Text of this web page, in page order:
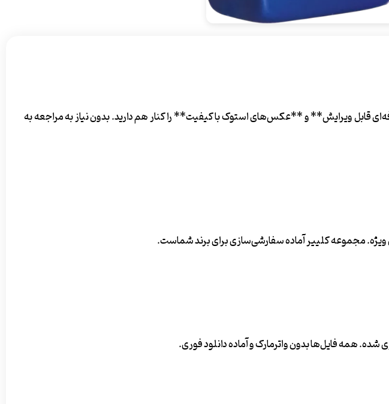
ویرایش** و **عکس‌های استوک با کیفیت** را کنار هم دارید. بدون نیاز به مراجعه به
ویژه. مجموعه کلییر آماده سفارشی‌سازی برای برند شماست.